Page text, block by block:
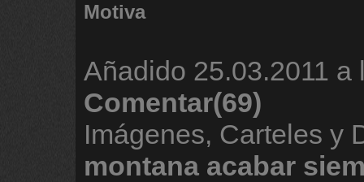
Motiva
Añadido 25.03.2011 a
Comentar(69)
Imágenes, Carteles y
montana acabar